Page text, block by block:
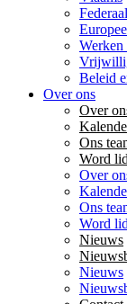
Federaal
Beleid
Over ons
Over
Ons
Word lid
Over
Ons
Word lid
Nieuws
Nieuws